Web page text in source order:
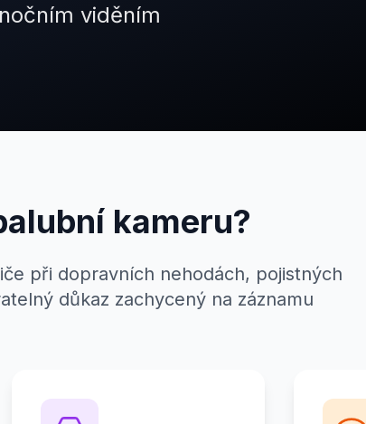
viděním
kameru?
při dopravních nehodách, pojistných
důkaz zachycený na záznamu